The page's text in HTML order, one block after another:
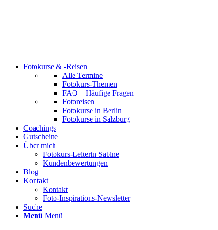
Fotokurse & -Reisen
Alle Termine
Fotokurs-Themen
FAQ – Häufige Fragen
Fotoreisen
Fotokurse in Berlin
Fotokurse in Salzburg
Coachings
Gutscheine
Über mich
Fotokurs-Leiterin Sabine
Kundenbewertungen
Blog
Kontakt
Kontakt
Foto-Inspirations-Newsletter
Suche
Menü Menü